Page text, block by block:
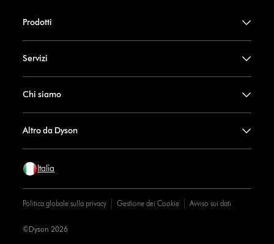
Prodotti
Servizi
Chi siamo
Altro da Dyson
Italia
Politica globale sulla privacy Gestione dei Cookie Avviso sui dati
©Dyson 2026